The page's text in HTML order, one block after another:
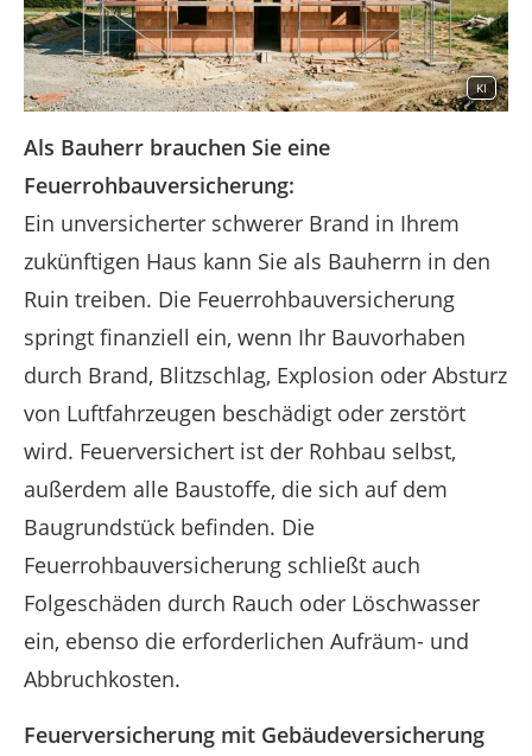
KI
Als Bauherr brauchen Sie eine
Feuerrohbauversicherung:
Ein unversicherter schwerer Brand in Ihrem
zukünftigen Haus kann Sie als Bauherrn in den
Ruin treiben. Die Feuerrohbauversicherung
springt finanziell ein, wenn Ihr Bauvorhaben
durch Brand, Blitzschlag, Explosion oder Absturz
von Luftfahrzeugen beschädigt oder zerstört
wird. Feuerversichert ist der Rohbau selbst,
außerdem alle Baustoffe, die sich auf dem
Baugrundstück befinden. Die
Feuerrohbauversicherung schließt auch
Folgeschäden durch Rauch oder Löschwasser
ein, ebenso die erforderlichen Aufräum- und
Abbruchkosten.
Feuerversicherung mit Gebäudeversicherung